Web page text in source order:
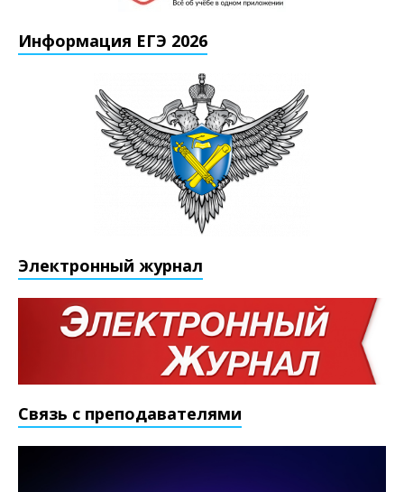
Информация ЕГЭ 2026
Электронный журнал
Связь с преподавателями